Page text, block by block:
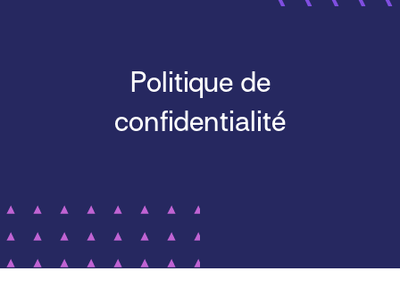
Politique de
confidentialité